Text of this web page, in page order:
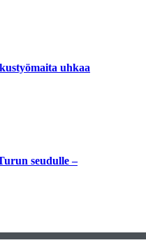
uhkaa
seudulle –